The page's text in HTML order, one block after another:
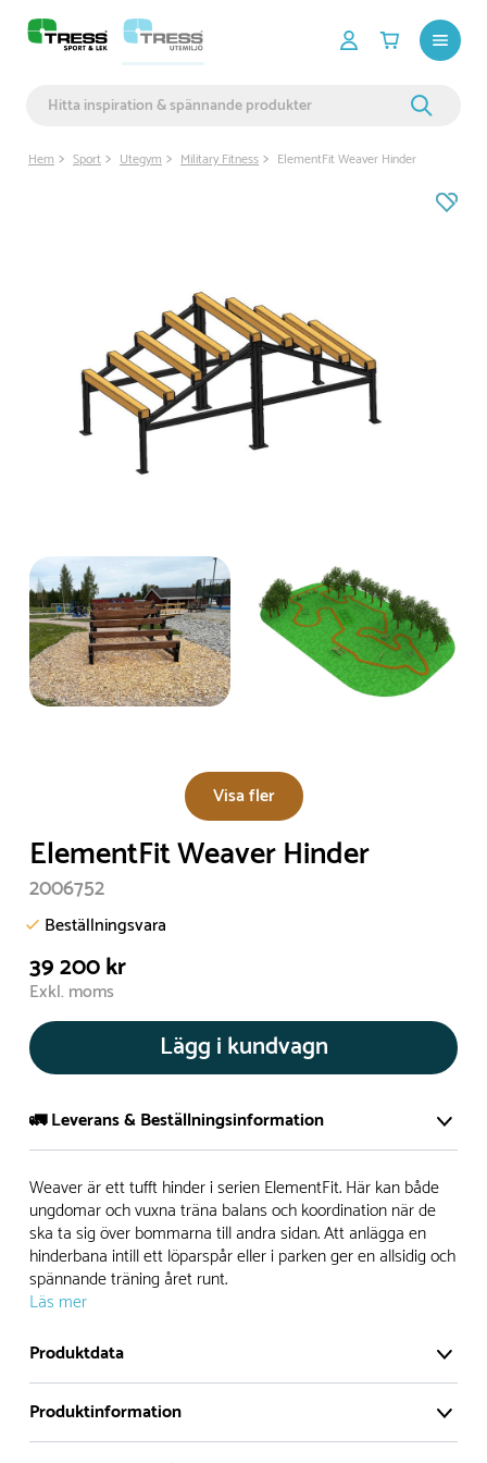
Hem Sport Utegym Military Fitness ElementFit Weaver Hinder
Visa fler
ElementFit Weaver Hinder
2006752
Beställningsvara
39 200 kr
Exkl. moms
Lägg i kundvagn
🚛 Leverans & Beställningsinformation
Normalt sätt tillverkar vi alla produkter efter beställning.
Detta gör vi för att garantera att du inte ska få en produkt
som legat på en hylla under längre tid och därför förkortat
livslängden på produkten.
Däremot har vi många produkter utan trä som kan
levereras i stort sett omgående, exempelvis Boulder Rocks,
gungor, mål, basket, bordtennis, fristående rutschar,
klätternät, studsmattor, bänkbord med mera.
Normalt sätt är leveranstiden på standardprodukter som
Weaver är ett tufft hinder i serien ElementFit. Här kan både
ungdomar och vuxna träna balans och koordination när de
ska ta sig över bommarna till andra sidan. Att anlägga en
hinderbana intill ett löparspår eller i parken ger en allsidig och
spännande träning året runt.
Läs mer
Produktdata
Produktinformation